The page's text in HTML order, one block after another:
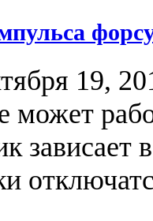
19,
зависает